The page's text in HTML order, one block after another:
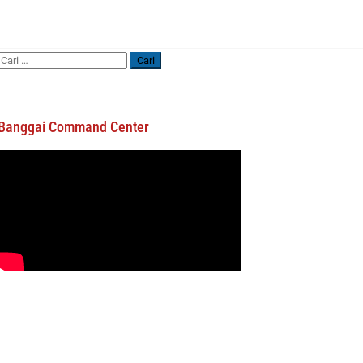
Command Center